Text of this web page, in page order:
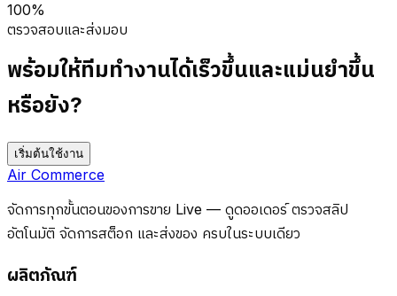
100%
ตรวจสอบและส่งมอบ
พร้อมให้ทีมทำงานได้เร็วขึ้นและแม่นยำขึ้น
หรือยัง?
เริ่มต้นใช้งาน
Air Commerce
จัดการทุกขั้นตอนของการขาย Live — ดูดออเดอร์ ตรวจสลิป
อัตโนมัติ จัดการสต็อก และส่งของ ครบในระบบเดียว
ผลิตภัณฑ์